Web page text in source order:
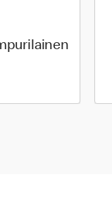
537 Energia | 607